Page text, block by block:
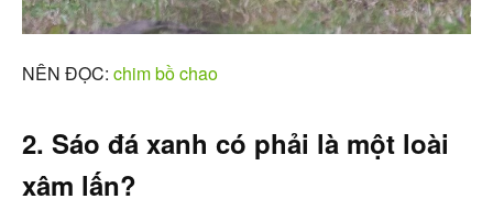
NÊN ĐỌC: chim bồ chao
2. Sáo đá xanh có phải là một loài
xâm lấn?